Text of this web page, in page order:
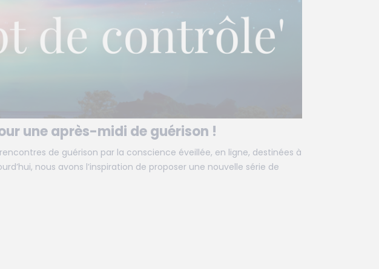
une après-midi de guérison !
de guérison par la conscience éveillée, en ligne, destinées à
nous avons l’inspiration de proposer une nouvelle série de